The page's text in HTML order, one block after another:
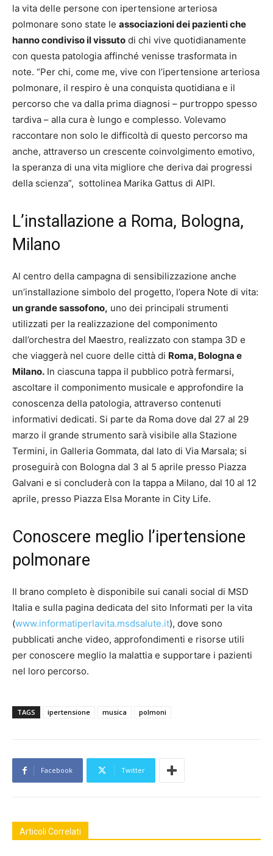
la vita delle persone con ipertensione arteriosa
polmonare sono state le associazioni dei pazienti che
hanno condiviso il vissuto di chi vive quotidianamente
con questa patologia affinché venisse trasformata in
note. “Per chi, come me, vive con l’ipertensione arteriosa
polmonare, il respiro è una conquista quotidiana e il
percorso che va dalla prima diagnosi – purtroppo spesso
tardiva – alla cura è lungo e complesso. Volevamo
raccontare non solo le difficoltà di questo percorso ma
anche, attraverso un crescente coinvolgimento emotivo,
la speranza di una vita migliore che deriva dai progressi
della scienza”, sottolinea Marika Gattus di AIPI.
L’installazione a Roma, Bologna,
Milano
Al centro della campagna di sensibilizzazione anche
un’installazione simbolo del progetto, l’opera Note di vita:
un grande sassofono, uno dei principali strumenti
utilizzati per la realizzazione del componimento
dall’orchestra del Maestro, realizzato con stampa 3D e
che viaggerà nel cuore delle città di Roma, Bologna e
Milano. In ciascuna tappa il pubblico potrà fermarsi,
ascoltare il componimento musicale e approfondire la
conoscenza della patologia, attraverso contenuti
informativi dedicati. Si parte da Roma dove dal 27 al 29
marzo il grande strumento sarà visibile alla Stazione
Termini, in Galleria Gommata, dal lato di Via Marsala; si
proseguirà con Bologna dal 3 al 5 aprile presso Piazza
Galvani e si concluderà con la tappa a Milano, dal 10 al 12
aprile, presso Piazza Elsa Morante in City Life.
Conoscere meglio l’ipertensione
polmonare
Il brano completo è disponibile sui canali social di MSD
Italia e sulla pagina dedicata del sito Informati per la vita
(www.informatiperlavita.msdsalute.it), dove sono
pubblicati anche video, approfondimenti e risorse utili
per conoscere meglio la malattia e supportare i pazienti
nel loro percorso.
TAGS ipertensione musica polmoni
Facebook Twitter
Articoli Correlati